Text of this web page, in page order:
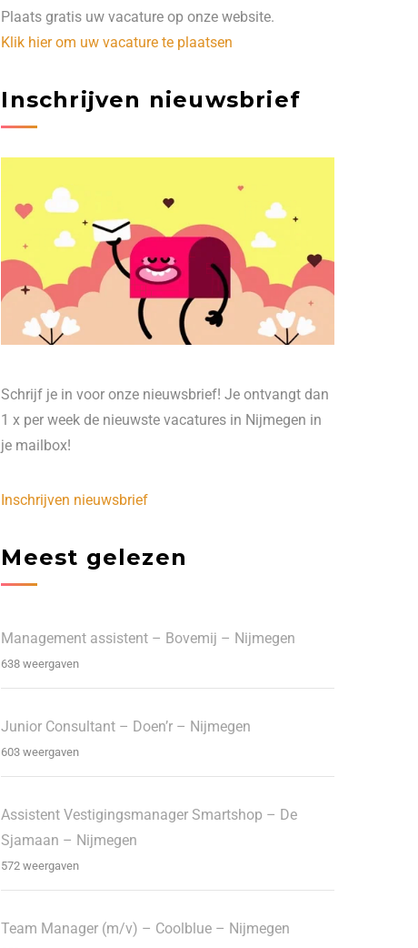
Plaats gratis uw vacature op onze website.
Klik hier om uw vacature te plaatsen
Inschrijven nieuwsbrief
Schrijf je in voor onze nieuwsbrief! Je ontvangt dan
1 x per week de nieuwste vacatures in Nijmegen in
je mailbox!
Inschrijven nieuwsbrief
Meest gelezen
Management assistent – Bovemij – Nijmegen
638 weergaven
Junior Consultant – Doen’r – Nijmegen
603 weergaven
Assistent Vestigingsmanager Smartshop – De
Sjamaan – Nijmegen
572 weergaven
Team Manager (m/v) – Coolblue – Nijmegen